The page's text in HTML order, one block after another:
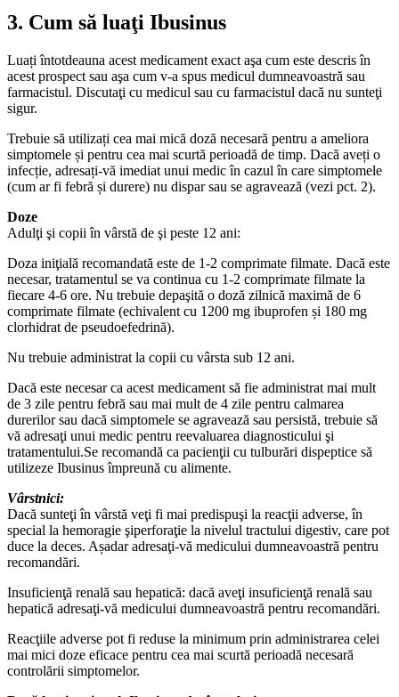
3. Cum să luaţi Ibusinus
Luați întotdeauna acest medicament exact aşa cum este descris în
acest prospect sau aşa cum v-a spus medicul dumneavoastră sau
farmacistul. Discutaţi cu medicul sau cu farmacistul dacă nu sunteţi
sigur.
Trebuie să utilizați cea mai mică doză necesară pentru a ameliora
simptomele și pentru cea mai scurtă perioadă de timp. Dacă aveți o
infecție, adresați-vă imediat unui medic în cazul în care simptomele
(cum ar fi febră și durere) nu dispar sau se agravează (vezi pct. 2).
Doze
Adulţi şi copii în vârstă de şi peste 12 ani:
Doza iniţială recomandată este de 1-2 comprimate filmate. Dacă este
necesar, tratamentul se va continua cu 1-2 comprimate filmate la
fiecare 4-6 ore. Nu trebuie depaşită o doză zilnică maximă de 6
comprimate filmate (echivalent cu 1200 mg ibuprofen și 180 mg
clorhidrat de pseudoefedrină).
Nu trebuie administrat la copii cu vârsta sub 12 ani.
Dacă este necesar ca acest medicament să fie administrat mai mult
de 3 zile pentru febră sau mai mult de 4 zile pentru calmarea
durerilor sau dacă simptomele se agravează sau persistă, trebuie să
vă adresaţi unui medic pentru reevaluarea diagnosticului şi
tratamentului.Se recomandă ca pacienţii cu tulburări dispeptice să
utilizeze Ibusinus împreună cu alimente.
Vârstnici:
Dacă sunteţi în vârstă veţi fi mai predispuşi la reacţii adverse, în
special la hemoragie şiperforaţie la nivelul tractului digestiv, care pot
duce la deces. Așadar adresaţi-vă medicului dumneavoastră pentru
recomandări.
Insuficienţă renală sau hepatică: dacă aveţi insuficienţă renală sau
hepatică adresaţi-vă medicului dumneavoastră pentru recomandări.
Reacţiile adverse pot fi reduse la minimum prin administrarea celei
mai mici doze eficace pentru cea mai scurtă perioadă necesară
controlării simptomelor.